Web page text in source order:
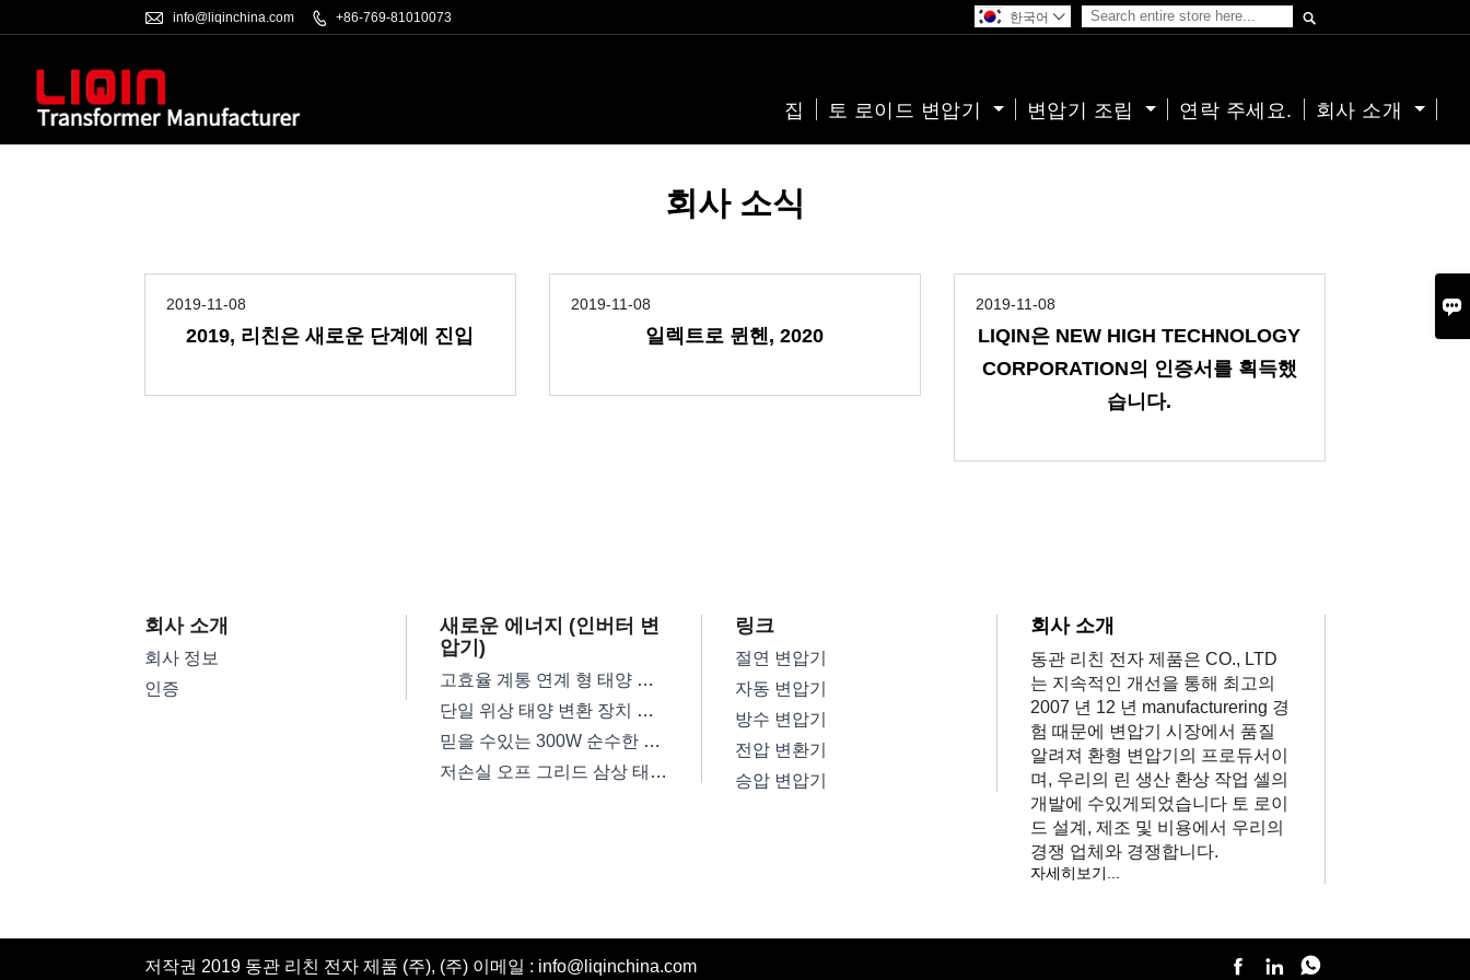

 info@liqinchina.com  +86-769-81010073 
한국어 
집 토 로이드 변압기 변압기 조립 연락 주세요. 회사 소개
회사 소식
2019-11-08
2019, 리친은 새로운 단계에 진입
2019-11-08
일렉트로 뮌헨, 2020
2019-11-08
LIQIN은 NEW HIGH TECHNOLOGY
CORPORATION의 인증서를 획득했
습니다.
회사 소개
회사 정보
인증
새로운 에너지 (인버터 변
압기)
고효율 계통 연계 형 태양 광 인버터 변압기
단일 위상 태양 변환 장치 변압기
믿을 수있는 300W 순수한 사인 파동 변환 장치 변압기
저손실 오프 그리드 삼상 태양 광 인버터 변압기
링크
절연 변압기
자동 변압기
방수 변압기
전압 변환기
승압 변압기
회사 소개
동관 리친 전자 제품은 CO., LTD
는 지속적인 개선을 통해 최고의
2007 년 12 년 manufacturering 경
험 때문에 변압기 시장에서 품질
알려져 환형 변압기의 프로듀서이
며, 우리의 린 생산 환상 작업 셀의
개발에 수있게되었습니다 토 로이
드 설계, 제조 및 비용에서 우리의
경쟁 업체와 경쟁합니다.
자세히보기...
  
저작권 2019 동관 리친 전자 제품 (주), (주) 이메일 : info@liqinchina.com